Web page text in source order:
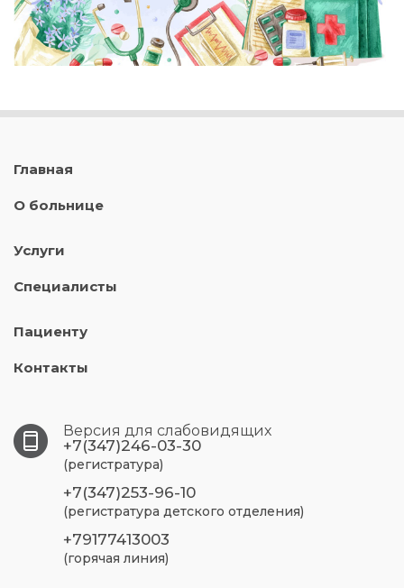
Главная
О больнице
Услуги
Специалисты
Пациенту
Контакты
Версия для слабовидящих
+7(347)246-03-30
(регистратура)
+7(347)253-96-10
(регистратура детского отделения)
+79177413003
(горячая линия)